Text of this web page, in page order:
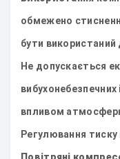
обмежено
бути використаний
Не допускається
впливом
Регулювання